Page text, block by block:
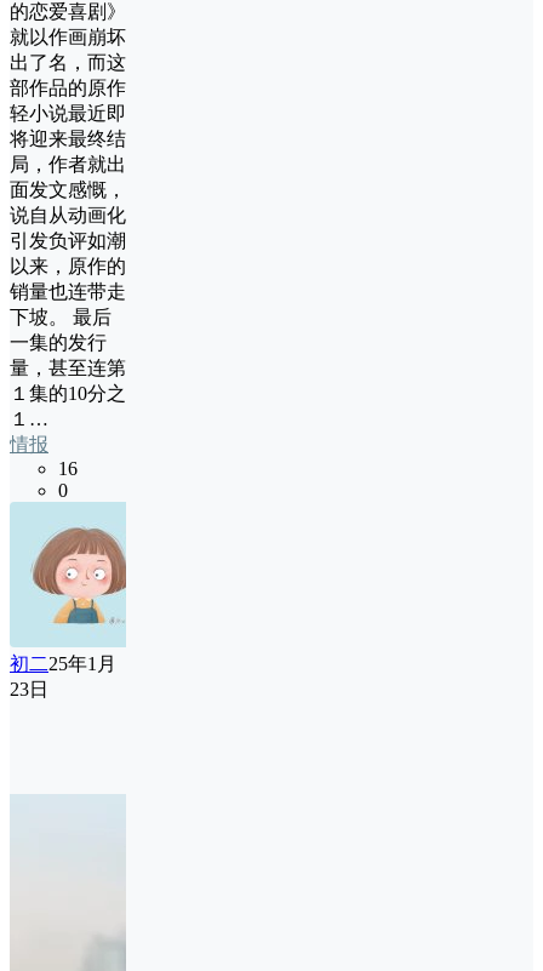
的恋爱喜剧》
就以作画崩坏
出了名，而这
部作品的原作
轻小说最近即
将迎来最终结
局，作者就出
面发文感慨，
说自从动画化
引发负评如潮
以来，原作的
销量也连带走
下坡。 最后
一集的发行
量，甚至连第
１集的10分之
１…
情报
16
0
初二25年1月
23日